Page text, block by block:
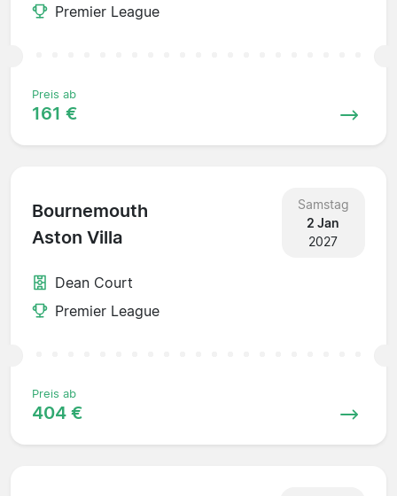
Premier League
Preis ab
161 €
Bournemouth
Aston Villa
Samstag
2 Jan
2027
Dean Court
Premier League
Preis ab
404 €